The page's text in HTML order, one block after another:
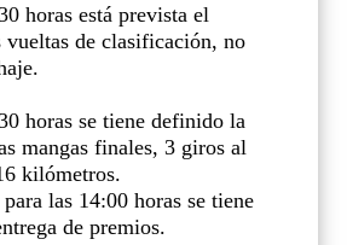
horas está prevista el
de clasificación, no
horas se tiene definido la
mangas finales, 3 giros al
kilómetros.
las 14:00 horas se tiene
de premios.